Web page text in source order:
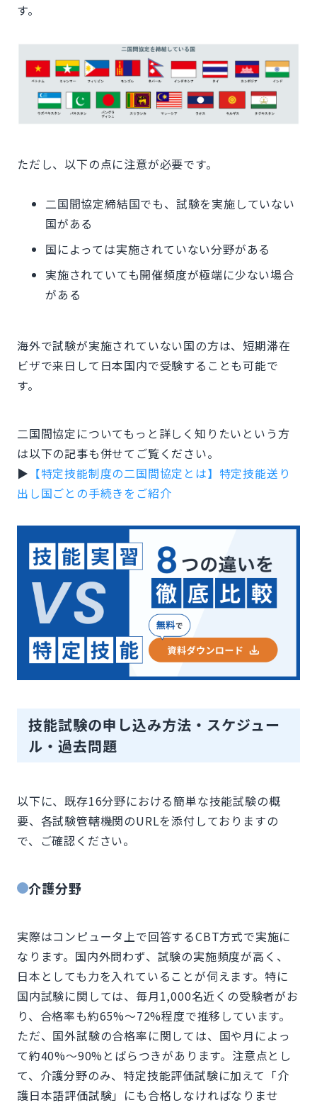
す。
ただし、以下の点に注意が必要です。
二国間協定締結国でも、試験を実施していない
国がある
国によっては実施されていない分野がある
実施されていても開催頻度が極端に少ない場合
がある
海外で試験が実施されていない国の方は、短期滞在
ビザで来日して日本国内で受験することも可能で
す。
二国間協定についてもっと詳しく知りたいという方
は以下の記事も併せてご覧ください。
▶ 【特定技能制度の二国間協定とは】特定技能送り
出し国ごとの手続きをご紹介
技能試験の申し込み方法・スケジュー
ル・過去問題
以下に、既存16分野における簡単な技能試験の概
要、各試験管轄機関のURLを添付しておりますの
で、ご確認ください。
介護分野
実際はコンピュータ上で回答するCBT方式で実施に
なります。国内外問わず、試験の実施頻度が高く、
日本としても力を入れていることが伺えます。特に
国内試験に関しては、毎月1,000名近くの受験者がお
り、合格率も約65%〜72%程度で推移しています。
ただ、国外試験の合格率に関しては、国や月によっ
て約40%〜90%とばらつきがあります。注意点とし
て、介護分野のみ、特定技能評価試験に加えて「介
護日本語評価試験」にも合格しなければなりませ